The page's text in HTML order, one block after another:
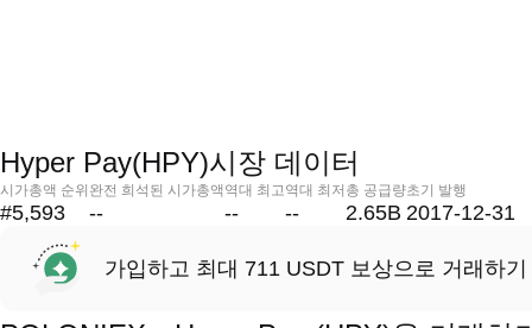
Hyper Pay(HPY)시장 데이터
시가총액 순위
#5,593
완전 희석된 시가총액
--
역대 최고
--
역대 최저
--
총 공급량
2.65B
초기 발행
2017-12-31
가입하고 최대 711 USDT 보상으로 거래하기